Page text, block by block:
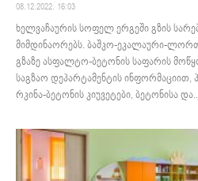
08.12.2022. 16:03
ხელვაჩაურის სოფელ ერგეში გზის
მიმდინაორებს. ბაშკო-ეკალაური-
გზაზე ასფალტო-ბეტონის საფარის
საგზაო დეპარტამენტის ინფორმაციით,
რკინა-ბეტონის კიუვეტები, ბეტონისა